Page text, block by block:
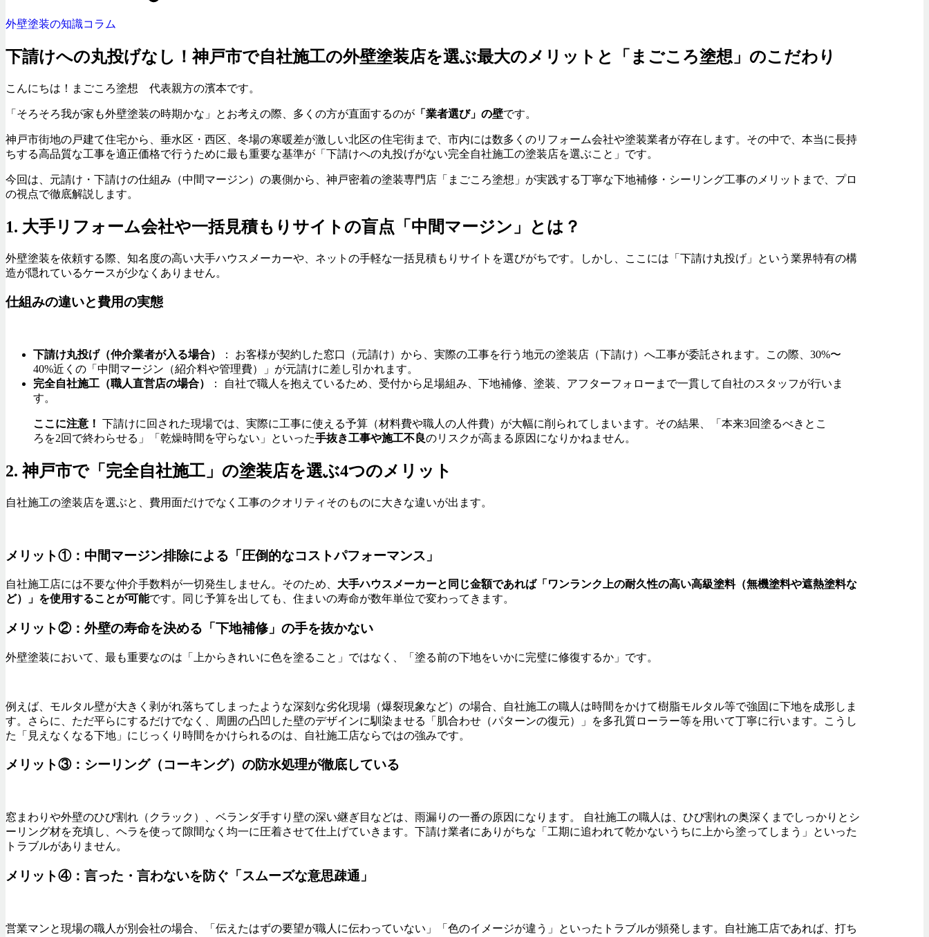
外壁塗装の知識コラム
下請けへの丸投げなし！神戸市で自社施工の外壁塗装店を選ぶ最大のメリットと「まごころ塗想」のこだわり
こんにちは！まごころ塗想 代表親方の濱本です。
「そろそろ我が家も外壁塗装の時期かな」とお考えの際、多くの方が直面するのが 「業者選び」の壁です。
神戸市街地の戸建て住宅から、垂水区・西区、冬場の寒暖差が激しい北区の住宅街まで、市内には数多くのリフォーム会社や塗装業者が存在します。その中で、本当に長持
ちする高品質な工事を適正価格で行うために最も重要な基準が「下請けへの丸投げがない完全自社施工の塗装店を選ぶこと」です。
今回は、元請け・下請けの仕組み（中間マージン）の裏側から、神戸密着の塗装専門店「まごころ塗想」が実践する丁寧な下地補修・シーリング工事のメリットまで、プロ
の視点で徹底解説します。
1. 大手リフォーム会社や一括見積もりサイトの盲点「中間マージン」とは？
外壁塗装を依頼する際、知名度の高い大手ハウスメーカーや、ネットの手軽な一括見積もりサイトを選びがちです。しかし、ここには「下請け丸投げ」という業界特有の構
造が隠れているケースが少なくありません。
仕組みの違いと費用の実態
下請け丸投げ（仲介業者が入る場合）
： お客様が契約した窓口（元請け）から、実際の工事を行う地元の塗装店（下請け）へ工事が委託されます。この際、30%〜
40%近くの「中間マージン（紹介料や管理費）」が元請けに差し引かれます。
完全自社施工（職人直営店の場合）
： 自社で職人を抱えているため、受付から足場組み、下地補修、塗装、アフターフォローまで一貫して自社のスタッフが行いま
す。
ここに注意！ 下請けに回された現場では、実際に工事に使える予算（材料費や職人の人件費）が大幅に削られてしまいます。その結果、「本来3回塗るべきとこ
ろを2回で終わらせる」「乾燥時間を守らない」といった手抜き工事や施工不良のリスクが高まる原因になりかねません。
2. 神戸市で「完全自社施工」の塗装店を選ぶ4つのメリット
自社施工の塗装店を選ぶと、費用面だけでなく工事のクオリティそのものに大きな違いが出ます。
メリット①：中間マージン排除による「圧倒的なコストパフォーマンス」
自社施工店には不要な仲介手数料が一切発生しません。そのため、 大手ハウスメーカーと同じ金額であれば「ワンランク上の耐久性の高い高級塗料（無機塗料や遮熱塗料な
ど）」を使用することが可能です。同じ予算を出しても、住まいの寿命が数年単位で変わってきます。
メリット②：外壁の寿命を決める「下地補修」の手を抜かない
外壁塗装において、最も重要なのは「上からきれいに色を塗ること」ではなく、「塗る前の下地をいかに完璧に修復するか」です。
例えば、モルタル壁が大きく剥がれ落ちてしまったような深刻な劣化現場（爆裂現象など）の場合、自社施工の職人は時間をかけて樹脂モルタル等で強固に下地を成形しま
す。さらに、ただ平らにするだけでなく、周囲の凸凹した壁のデザインに馴染ませる「肌合わせ（パターンの復元）」を多孔質ローラー等を用いて丁寧に行います。こうし
た「見えなくなる下地」にじっくり時間をかけられるのは、自社施工店ならではの強みです。
メリット③：シーリング（コーキング）の防水処理が徹底している
窓まわりや外壁のひび割れ（クラック）、ベランダ手すり壁の深い継ぎ目などは、雨漏りの一番の原因になります。 自社施工の職人は、ひび割れの奥深くまでしっかりとシ
ーリング材を充填し、ヘラを使って隙間なく均一に圧着させて仕上げていきます。下請け業者にありがちな「工期に追われて乾かないうちに上から塗ってしまう」といった
トラブルがありません。
メリット④：言った・言わないを防ぐ「スムーズな意思疎通」
営業マンと現場の職人が別会社の場合、「伝えたはずの要望が職人に伝わっていない」「色のイメージが違う」といったトラブルが頻発します。自社施工店であれば、打ち